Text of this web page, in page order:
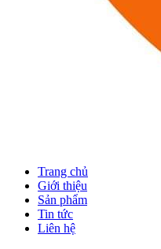
Trang chủ
Giới thiệu
Sản phẩm
Tin tức
Liên hệ